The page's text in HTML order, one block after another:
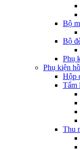
Bộ
Bộ
Phụ
Phụ kiện
Hộp
Tấm
Thu